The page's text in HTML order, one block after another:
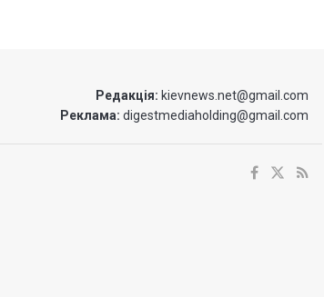
Редакція: kievnews.net@gmail.com
Реклама: digestmediaholding@gmail.com